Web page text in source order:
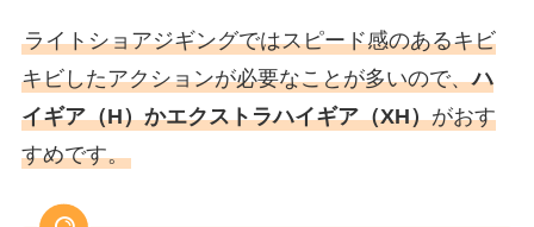
ライトショアジギングではスピード感のあるキビ
キビしたアクションが必要なことが多いので、ハ
イギア（H）かエクストラハイギア（XH）がおす
すめです。